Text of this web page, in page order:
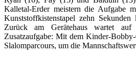
Kalletal-Erder meistern die Aufgabe
Kunststoffkistenstapel zehn
Zurück am Gerätehaus wartet
Zusatzaufgabe: Mit dem Kinder-
Slalomparcours, um die